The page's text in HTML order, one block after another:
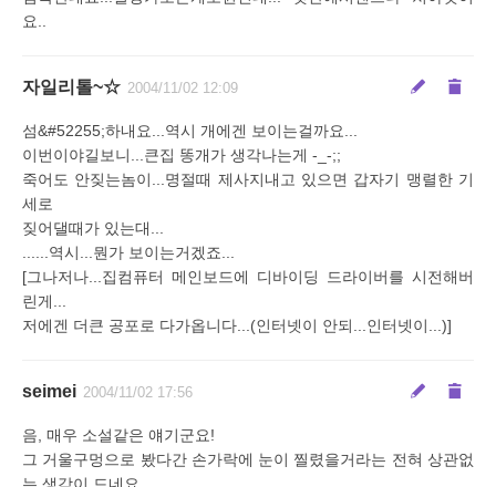
요..
자일리톨~☆ 2004/11/02 12:09
섬&#52255;하내요...역시 개에겐 보이는걸까요...
이번이야길보니...큰집 똥개가 생각나는게 -_-;;
죽어도 안짖는놈이...명절때 제사지내고 있으면 갑자기 맹렬한 기
세로
짖어댈때가 있는대...
......역시...뭔가 보이는거겠죠...
[그나저나...집컴퓨터 메인보드에 디바이딩 드라이버를 시전해버
린게...
저에겐 더큰 공포로 다가옵니다...(인터넷이 안되...인터넷이...)]
seimei 2004/11/02 17:56
음, 매우 소설같은 얘기군요!
그 거울구멍으로 봤다간 손가락에 눈이 찔렸을거라는 전혀 상관없